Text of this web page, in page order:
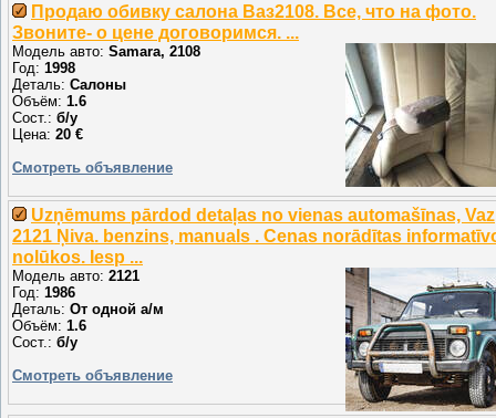
Продаю обивку салона Ваз2108. Все, что на фото.
Звоните- о цене договоримся. ...
Модель авто: Samara, 2108
Год: 1998
Деталь: Салоны
Объём: 1.6
Сост.: б/у
Цена: 20 €
Смотреть объявление
Uzņēmums pārdod detaļas no vienas automašīnas, Vaz
2121 Ņiva. benzins, manuals . Cenas norādītas
nolūkos. Iesp ...
Модель авто: 2121
Год: 1986
Деталь: От одной а/м
Объём: 1.6
Сост.: б/у
Смотреть объявление